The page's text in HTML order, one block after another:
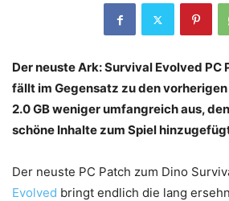
Der neuste Ark: Survival Evolved PC
fällt im Gegensatz zu den
2.0 GB weniger umfangreich aus,
schöne Inhalte zum Spiel
Der neuste PC Patch zum Dino
Evolved bringt endlich die lang